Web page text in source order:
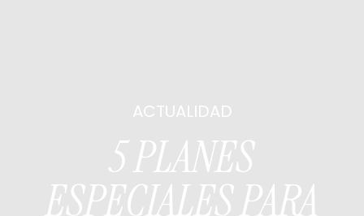
ACTUALIDAD
5 PLANES
ESPECIALES PARA